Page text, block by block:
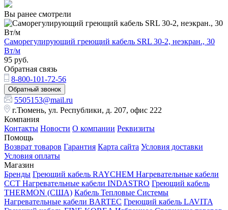
Вы ранее смотрели
Саморегулирующий греющий кабель SRL 30-2, неэкран., 30
Вт/м
95 руб.
Обратная связь
8-800-101-72-56
Обратный звонок
5505153@mail.ru
г.Тюмень, ул. Республики, д. 207, офис 222
Компания
Контакты Новости О компании Реквизиты
Помощь
Возврат товаров Гарантия Карта сайта Условия доставки
Условия оплаты
Магазин
Бренды Греющий кабель RAYCHEM Нагревательные кабели
ССТ Нагревательные кабели INDASTRO Греющий кабель
THERMON (США) Кабель Тепловые Системы
Нагревательные кабели BARTEC Греющий кабель LAVITA